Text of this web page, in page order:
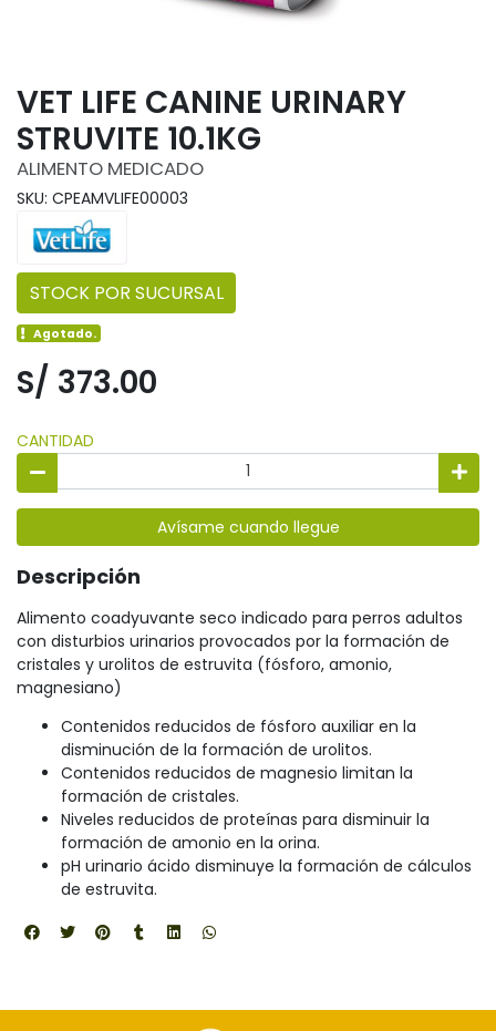
VET LIFE CANINE URINARY
STRUVITE 10.1KG
ALIMENTO MEDICADO
SKU: CPEAMVLIFE00003
STOCK POR SUCURSAL
Agotado.
S/ 373.00
CANTIDAD
Avísame cuando llegue
Descripción
Alimento coadyuvante seco indicado para perros adultos
con disturbios urinarios provocados por la formación de
cristales y urolitos de estruvita (fósforo, amonio,
magnesiano)
Contenidos reducidos de fósforo auxiliar en la
disminución de la formación de urolitos.
Contenidos reducidos de magnesio limitan la
formación de cristales.
Niveles reducidos de proteínas para disminuir la
formación de amonio en la orina.
pH urinario ácido disminuye la formación de cálculos
de estruvita.